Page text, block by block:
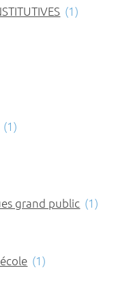
(1)
(1)
grand public (1)
(1)